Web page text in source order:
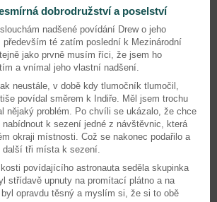
dobrodružství a poselství
nadšené povídání Drew o jeho
té zatím poslední k Mezinárodní
jako prvně musím říci, že jsem ho
a vnímal jeho vlastní nadšení.
neustále, v době kdy tlumočník tlumočil,
povídal směrem k Indiře. Měl jsem trochu
nějaký problém. Po chvíli se ukázalo, že chce
k sezení jedné z návštěvnic, která
okraji místnosti. Což se nakonec podařilo a
tři místa k sezení.
povídajícího astronauta seděla skupinka
střídavě upnuty na promítací plátno a na
opravdu těsný a myslím si, že si to obě